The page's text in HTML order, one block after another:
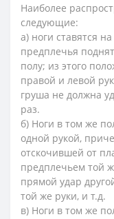
Наиболее
следующие:
а) ноги ставятся
предплечья
полу; из этого
правой и левой
груша не должна
раз.
б) Ноги в том же
одной рукой,
отскочившей от
предплечьем той
прямой удар
той же руки, и т.д.
в) Ноги в том же